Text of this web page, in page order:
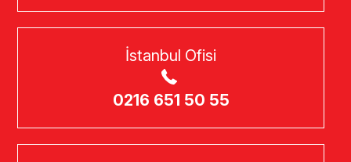
İstanbul Ofisi
0216 651 50 55